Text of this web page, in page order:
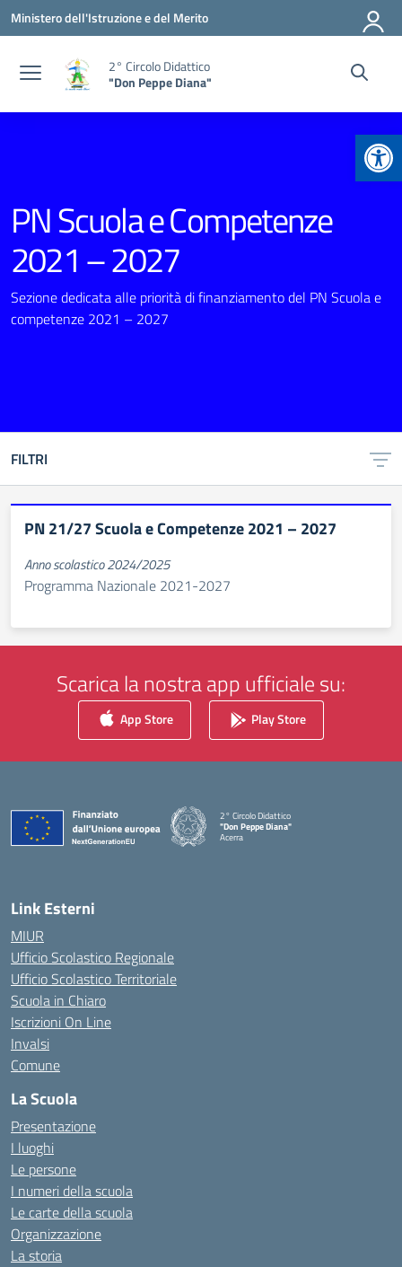
Vai ai contenuti
Vai al menu di navigazione
Vai al footer
Ministero dell'Istruzione e del Merito
2° Circolo Didattico
"Don Peppe Diana"
PN Scuola e Competenze
2021 – 2027
Sezione dedicata alle priorità di finanziamento del PN Scuola e
competenze 2021 – 2027
FILTRI
PN 21/27 Scuola e Competenze 2021 – 2027
Anno scolastico 2024/2025
Programma Nazionale 2021-2027
Scarica la nostra app ufficiale su:
App Store Play Store
2° Circolo Didattico
"Don Peppe Diana"
Acerra
Link Esterni
MIUR
Ufficio Scolastico Regionale
Ufficio Scolastico Territoriale
Scuola in Chiaro
Iscrizioni On Line
Invalsi
Comune
La Scuola
Presentazione
I luoghi
Le persone
I numeri della scuola
Le carte della scuola
Organizzazione
La storia